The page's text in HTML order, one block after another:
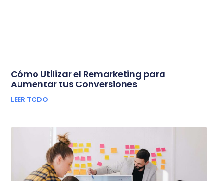
Cómo Utilizar el Remarketing para
Aumentar tus Conversiones
LEER TODO